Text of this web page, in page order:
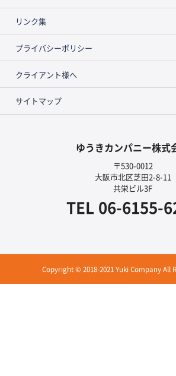
リンク集
プライバシーポリシー
クライアント様へ
サイトマップ
ゆうきカンパニー株式
〒530-0012
大阪市北区芝田2-8-11
共栄ビル3F
TEL 06-6155-
Copyright © 2018-2021 Yuki Company All